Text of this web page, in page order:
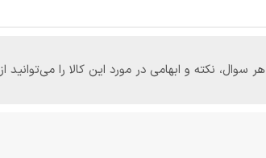
هر سوال، نکته و ابهامی در مورد این کالا را